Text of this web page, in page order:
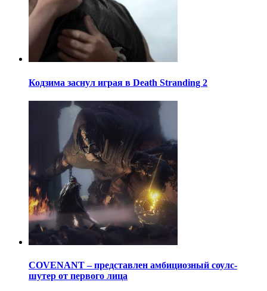
Кодзима заснул играя в Death Stranding 2
COVENANT – представлен амбициозный соулс-
шутер от первого лица